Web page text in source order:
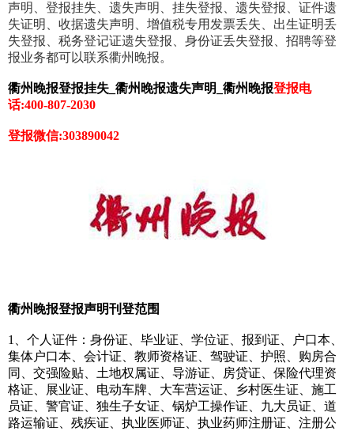
声明、登报挂失、遗失声明、挂失登报、遗失登报、证件遗
失证明、收据遗失声明、增值税专用发票丢失、出生证明丢
失登报、税务登记证遗失登报、身份证丢失登报、招聘等登
报业务都可以联系衢州晚报。
衢州晚报登报挂失_ 衢州晚报遗失声明_ 衢州晚报登报电
话:400-807-2030
登报微信:303890042
衢州晚报登报声明刊登范围
1、个人证件：身份证、毕业证、学位证、报到证、户口本、
集体户口本、会计证、教师资格证、驾驶证、护照、购房合
同、交强险贴、土地权属证、导游证、房贷证、保险代理资
格证、展业证、电动车牌、大车营运证、乡村医生证、施工
员证、警官证、独生子女证、锅炉工操作证、九大员证、道
路运输证、残疾证、执业医师证、执业药师注册证、注册公